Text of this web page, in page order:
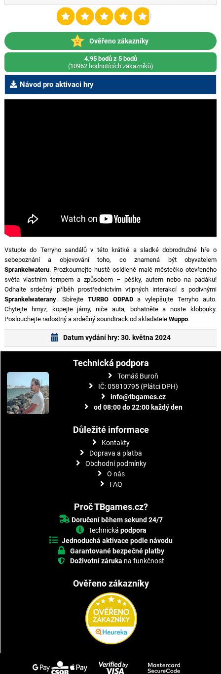
Ověřeno zákazníky
4.95 bodů z 5 bodů
(10962 hodnotících zákazníků)
Návod pro aktivaci hry
Vstupte do Terryho sandálů v této krátké a sladké dobrodružné hře o
sebepoznání a objevování toho, co znamená být obyvatelem
Sprankelwateru. Prozkoumejte hustě osídlené malé městečko otevřeného
světa vlastním tempem a způsobem – pěšky, autem nebo na padáku!
Odhalte srdečný příběh prostřednictvím vtipných interakcí s podivnými
Sprankelwaterany. Sbírejte TURBO ODPADa vylepšujte Terryho auto.
Chytejte hmyz, kopejte jámy, niče auta, bohatněte a noste klobouky.
Poslouchejte radostný a srdečný soundtrack od skladatele Wuppo.
Datum vydání hry: 30. května 2024
Technická podpora
Tomáš Buroň
IČ: 05810795 (Plátci DPH)
info@tbgames.cz
od 08:00 do 22:00 každý den
Důležité informace
Kontakty
Doprava a platba
Obchodní podmínky
O nás
FAQ
Proč TBgames.cz?
Doručení během sekund 24/7
Technická podpora
Jednoduchá aktivace podle návodu
Garantované bezpečné platby
Doživotní záruka na funkčnost
Ověřeno zákazníky